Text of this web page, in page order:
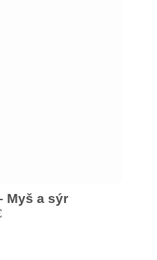
Myš a sýr